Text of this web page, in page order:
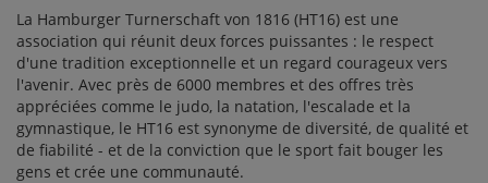
La Hamburger Turnerschaft von 1816 (HT16) est une
association qui réunit deux forces puissantes : le respect
d'une tradition exceptionnelle et un regard courageux vers
l'avenir. Avec près de 6000 membres et des offres très
appréciées comme le judo, la natation, l'escalade et la
gymnastique, le HT16 est synonyme de diversité, de qualité et
de fiabilité - et de la conviction que le sport fait bouger les
gens et crée une communauté.